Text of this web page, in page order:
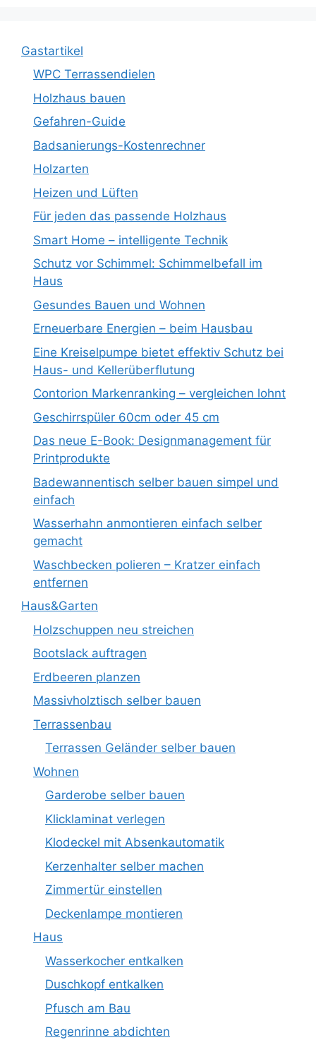
Gastartikel
WPC Terrassendielen
Holzhaus bauen
Gefahren-Guide
Badsanierungs-Kostenrechner
Holzarten
Heizen und Lüften
Für jeden das passende Holzhaus
Smart Home – intelligente Technik
Schutz vor Schimmel: Schimmelbefall im
Haus
Gesundes Bauen und Wohnen
Erneuerbare Energien – beim Hausbau
Eine Kreiselpumpe bietet effektiv Schutz bei
Haus- und Kellerüberflutung
Contorion Markenranking – vergleichen lohnt
Geschirrspüler 60cm oder 45 cm
Das neue E-Book: Designmanagement für
Printprodukte
Badewannentisch selber bauen simpel und
einfach
Wasserhahn anmontieren einfach selber
gemacht
Waschbecken polieren – Kratzer einfach
entfernen
Haus&Garten
Holzschuppen neu streichen
Bootslack auftragen
Erdbeeren planzen
Massivholztisch selber bauen
Terrassenbau
Terrassen Geländer selber bauen
Wohnen
Garderobe selber bauen
Klicklaminat verlegen
Klodeckel mit Absenkautomatik
Kerzenhalter selber machen
Zimmertür einstellen
Deckenlampe montieren
Haus
Wasserkocher entkalken
Duschkopf entkalken
Pfusch am Bau
Regenrinne abdichten